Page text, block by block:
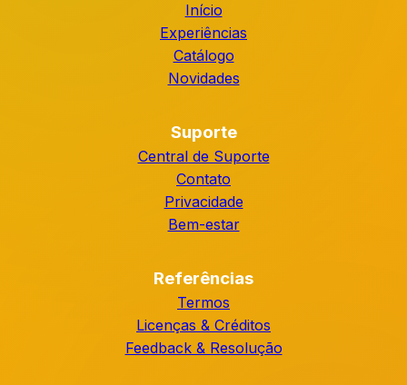
Início
Experiências
Catálogo
Novidades
Suporte
Central de Suporte
Contato
Privacidade
Bem-estar
Referências
Termos
Licenças & Créditos
Feedback & Resolução